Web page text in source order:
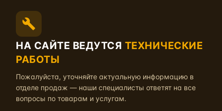
Теперь про плюсы и минусы установщиков
Обычно, установщики - это автолюбители, которые
любят все автомобили, без исключения. Нередко, это
спортсмены или просто люди, которым нравится свое
дело, которые обработали сотни машин и по одному
названию авто могут определить сколько необходимо
НА САЙТЕ ВЕДУТСЯ ТЕХНИЧЕСКИЕ
РАБОТЫ
Пожалуйста, уточняйте актуальную информацию в
отделе продаж — наши специалисты ответят на все
вопросы по товарам и услугам.